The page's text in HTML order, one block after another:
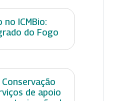
ICMBio:
do Fogo
de apoio